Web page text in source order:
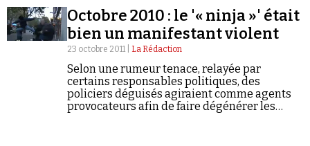
Meyssan ».
Octobre 2010 : le '« ninja »' était
bien un manifestant violent
23 octobre 2011 | La Rédaction
Selon une rumeur tenace, relayée par
certains responsables politiques, des
policiers déguisés agiraient comme agents
provocateurs afin de faire dégénérer les